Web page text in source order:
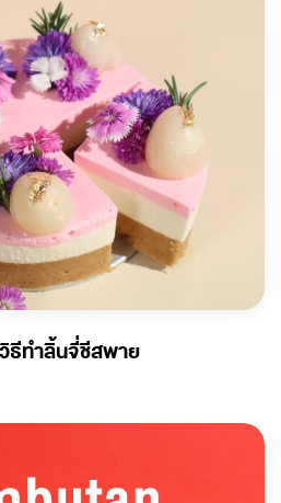
ธีทำลิ้นจี่ชีสพาย